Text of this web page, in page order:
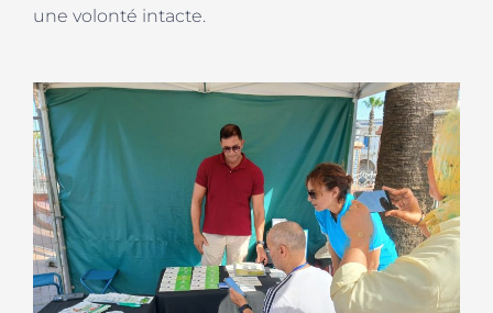
une volonté intacte.